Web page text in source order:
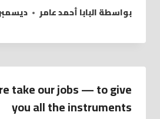
بواسطةالبابا أحمد عامر ديسمبر 8,
take our jobs — to give
you all the instruments